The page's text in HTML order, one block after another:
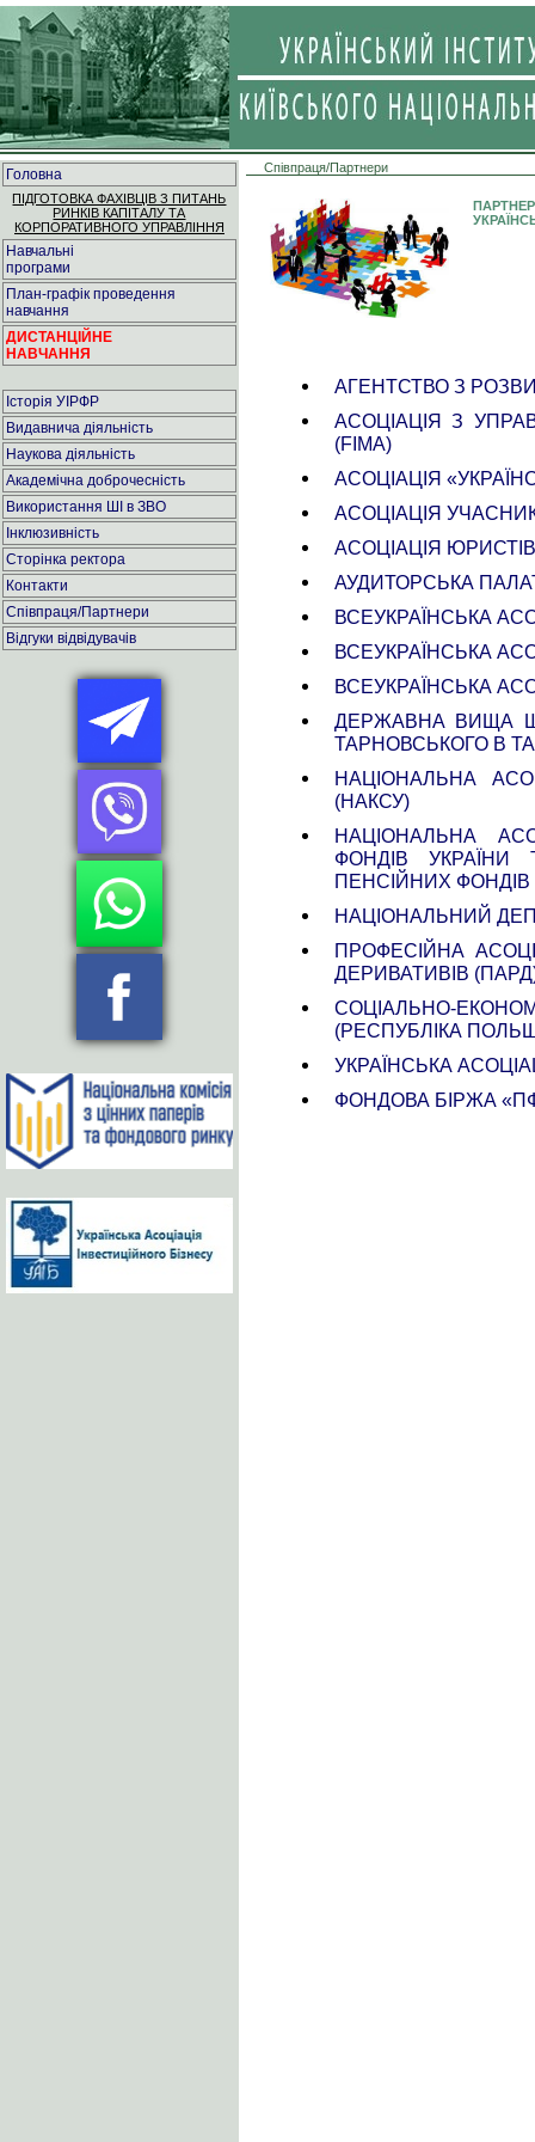
Головна
ПІДГОТОВКА ФАХІВЦІВ З ПИТАНЬ
РИНКІВ КАПІТАЛУ ТА
КОРПОРАТИВНОГО УПРАВЛІННЯ
Навчальні
програми
План-графік проведення
навчання
ДИСТАНЦІЙНЕ
НАВЧАННЯ
Історія УІРФР
Видавнича діяльність
Наукова діяльність
Академічна доброчесність
Використання ШІ в ЗВО
Інклюзивність
Сторінка ректора
Контакти
Співпраця/Партнери
Відгуки відвідувачів
Співпраця/Партнери
АГЕНТСТВО З
АСОЦІАЦІЯ З
(FIMA)
АСОЦІАЦІЯ
АСОЦІАЦІЯ
АСОЦІАЦІЯ
АУДИТОРСЬКА
ВСЕУКРАЇНСЬКА
ВСЕУКРАЇНСЬКА
ВСЕУКРАЇНСЬКА
ДЕРЖАВНА ВИЩА
ТАРНОВСЬКОГО В
НАЦІОНАЛЬНА
(НАКСУ)
НАЦІОНАЛЬНА
ФОНДІВ УКРАЇНИ
ПЕНСІЙНИХ
НАЦІОНАЛЬНИЙ
ПРОФЕСІЙНА
ДЕРИВАТИВІВ
СОЦІАЛЬНО-
(РЕСПУБЛІКА
УКРАЇНСЬКА
ФОНДОВА БІРЖА